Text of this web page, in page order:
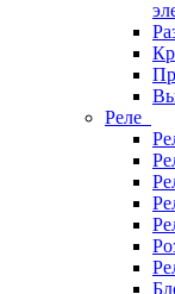
Реле